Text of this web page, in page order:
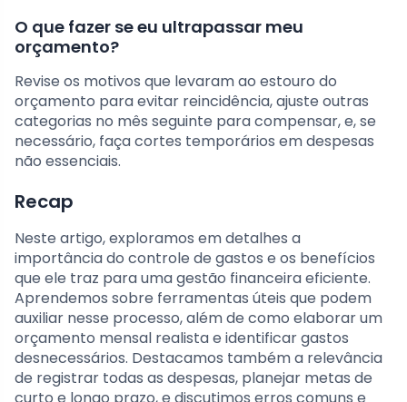
O que fazer se eu ultrapassar meu
orçamento?
Revise os motivos que levaram ao estouro do
orçamento para evitar reincidência, ajuste outras
categorias no mês seguinte para compensar, e, se
necessário, faça cortes temporários em despesas
não essenciais.
Recap
Neste artigo, exploramos em detalhes a
importância do controle de gastos e os benefícios
que ele traz para uma gestão financeira eficiente.
Aprendemos sobre ferramentas úteis que podem
auxiliar nesse processo, além de como elaborar um
orçamento mensal realista e identificar gastos
desnecessários. Destacamos também a relevância
de registrar todas as despesas, planejar metas de
curto e longo prazo, e discutimos erros comuns e